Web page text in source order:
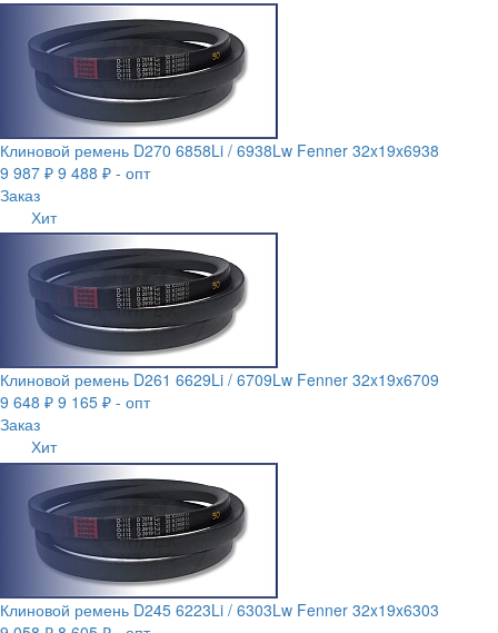
Клиновой ремень D270 6858Li / 6938Lw Fenner 32x19x6938
9 987 ₽ 9 488 ₽ - опт
Заказ
Хит
Клиновой ремень D261 6629Li / 6709Lw Fenner 32x19x6709
9 648 ₽ 9 165 ₽ - опт
Заказ
Хит
Клиновой ремень D245 6223Li / 6303Lw Fenner 32x19x6303